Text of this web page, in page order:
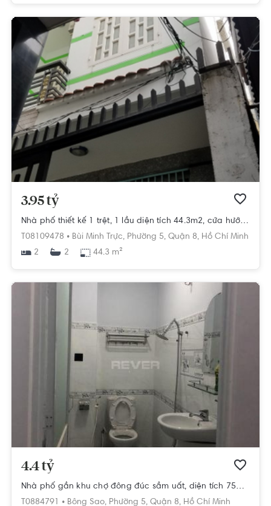
3.95 tỷ
Nhà phố thiết kế 1 trệt, 1 lầu diện tích 44.3m2, cửa hướng Đông Nam.
T08109478 • Bùi Minh Trực, Phường 5, Quận 8, Hồ Chí Minh
2
2 44.3 m²
4.4 tỷ
Nhà phố gần khu chợ đông đúc sầm uất, diện tích 75m2.
T0884791 • Bông Sao, Phường 5, Quận 8, Hồ Chí Minh